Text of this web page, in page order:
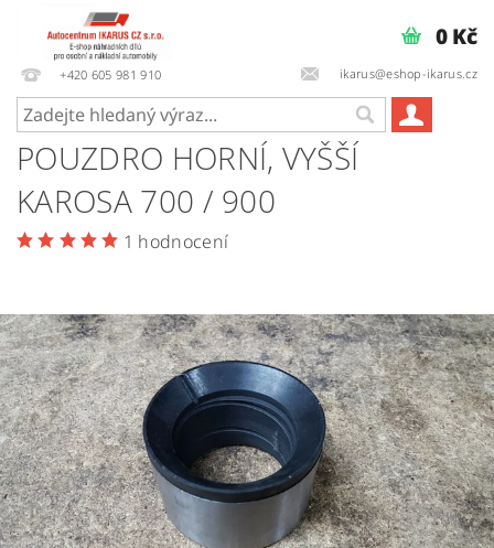
+420 605 981 910 ikarus@eshop-ikarus.cz
0 Kč
POUZDRO HORNÍ, VYŠŠÍ
KAROSA 700 / 900
1 hodnocení